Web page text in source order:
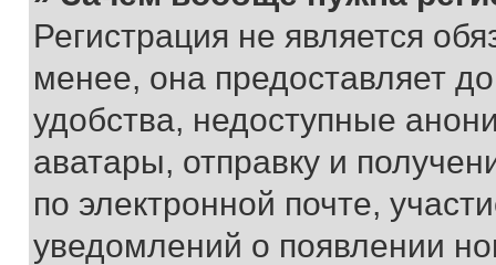
Регистрация не является
менее, она предоставляет
удобства, недоступные
аватары, отправку и
по электронной почте,
уведомлений о появлении